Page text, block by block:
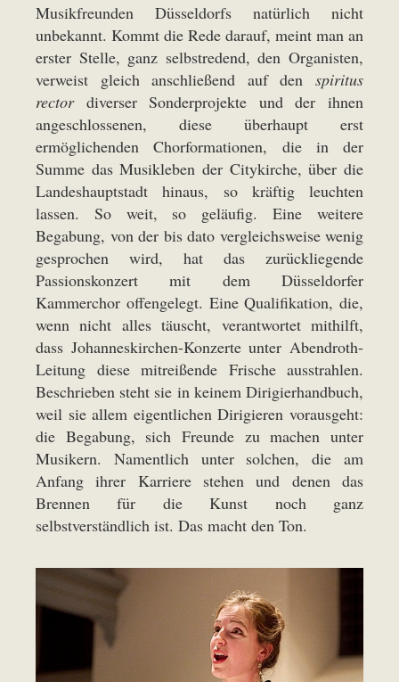
Musikfreunden Düsseldorfs natürlich nicht
unbekannt. Kommt die Rede darauf, meint man an
erster Stelle, ganz selbstredend, den Organisten,
verweist gleich anschließend auf den spiritus
rectordiverser Sonderprojekte und der ihnen
angeschlossenen, diese überhaupt erst
ermöglichenden Chorformationen, die in der
Summe das Musikleben der Citykirche, über die
Landeshauptstadt hinaus, so kräftig leuchten
lassen. So weit, so geläufig. Eine weitere
Begabung, von der bis dato vergleichsweise wenig
gesprochen wird, hat das zurück­liegende
Passionskonzert mit dem Düsseldorfer
Kammerchor offengelegt. Eine Qualifikation, die,
wenn nicht alles täuscht, verantwortet mithilft,
dass Johanneskirchen-Konzerte unter Abendroth-
Leitung diese mitreißende Frische ausstrahlen.
Beschrieben steht sie in keinem Dirigierhand­buch,
weil sie allem eigentlichen Dirigieren vorausgeht:
die Begabung, sich Freunde zu machen unter
Musikern. Namentlich unter solchen, die am
Anfang ihrer Karriere stehen und denen das
Brennen für die Kunst noch ganz
selbstverständlich ist. Das macht den Ton.